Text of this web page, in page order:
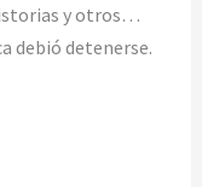
y otros…
debió detenerse.